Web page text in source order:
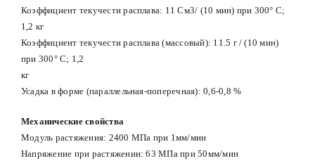
Коэффициент текучести расплава: 11 См3/ (10 мин) при 300° С;
1,2 кг
Коэффициент текучести расплава (массовый): 11.5 г / (10 мин)
при 300° С; 1,2
кг
Усадка в форме (параллельная-поперечная): 0,6-0,8 %
Механические свойства
Модуль растяжения: 2400 МПа при 1мм/мин
Напряжение при растяжении: 63 МПа при 50мм/мин